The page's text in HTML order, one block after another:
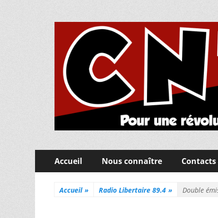
CNT Fédération
Pour une révolution sociale, éducative et
Menu
principal
Accueil Nous connaître
Accueil » Radio Libertaire 89.4 » Double